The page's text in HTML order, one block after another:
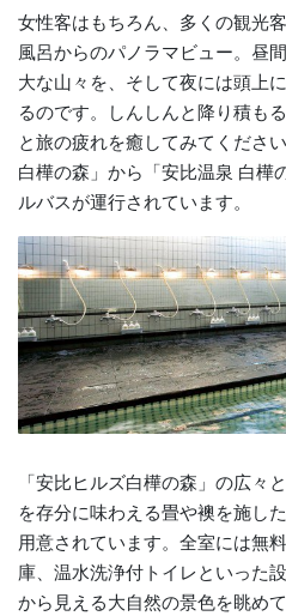
女性客はもちろん、多くの観光
風呂からのパノラマビュー。昼
大な山々を、そして夜には頭上
るのです。しんしんと降り積も
と旅の疲れを癒してみてくださ
白樺の森」から「安比温泉 白樺
ルバスが運行されています。
「安比ヒルズ白樺の森」の広々
を存分に味わえる畳や襖を施し
用意されています。全室には無
庫、温水洗浄付トイレといった
から見える大自然の景色を眺め